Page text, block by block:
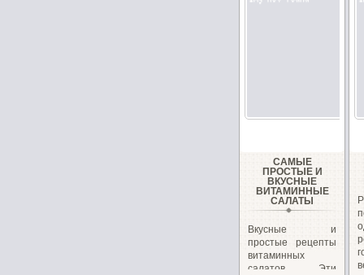
САМЫЕ
ПРОСТЫЕ И
ВКУСНЫЕ
ВИТАМИННЫЕ
САЛАТЫ
Вкусные и
простые рецепты
витаминных
салатов. Эти